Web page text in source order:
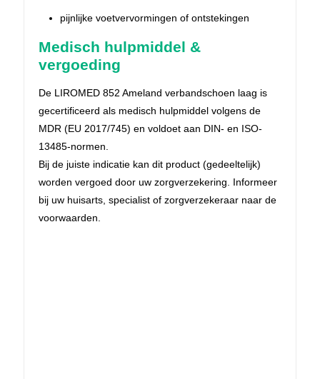
pijnlijke voetvervormingen of ontstekingen
Medisch hulpmiddel &
vergoeding
De LIROMED 852 Ameland verbandschoen laag is
gecertificeerd als medisch hulpmiddel volgens de
MDR (EU 2017/745) en voldoet aan DIN- en ISO-
13485-normen.
Bij de juiste indicatie kan dit product (gedeeltelijk)
worden vergoed door uw zorgverzekering. Informeer
bij uw huisarts, specialist of zorgverzekeraar naar de
voorwaarden.